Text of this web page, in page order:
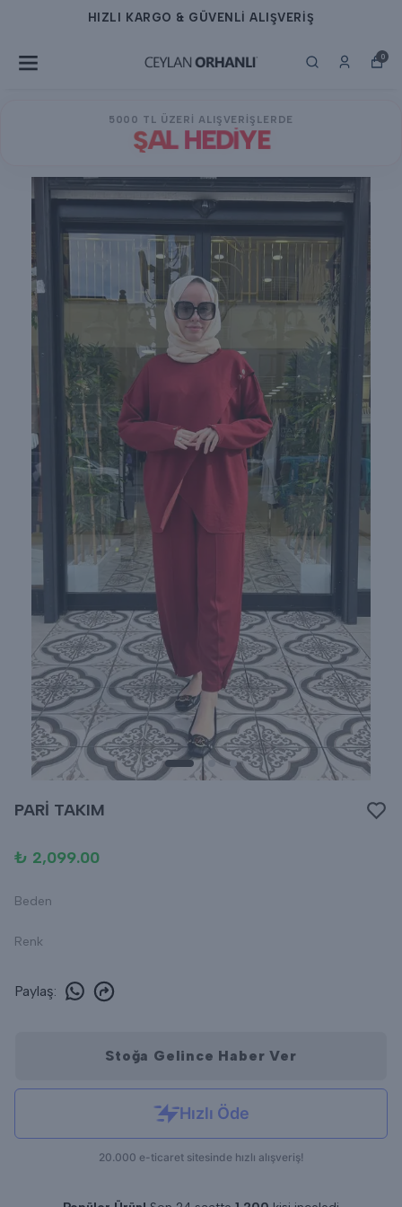
HIZLI KARGO & GÜVENLİ ALIŞVERİŞ
0
5000 TL ÜZERİ ALIŞVERİŞLERDE
ŞAL HEDİYE
PARİ TAKIM
₺ 2,099.00
Beden
Renk
Paylaş:
Stoğa Gelince Haber Ver